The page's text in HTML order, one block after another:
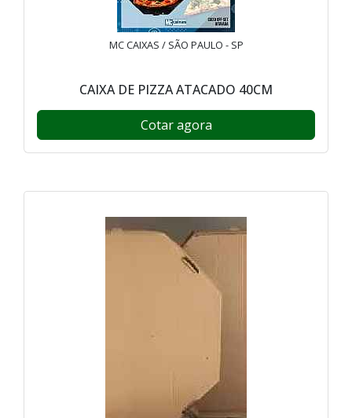
MC CAIXAS / SÃO PAULO - SP
CAIXA DE PIZZA ATACADO 40CM
Cotar agora